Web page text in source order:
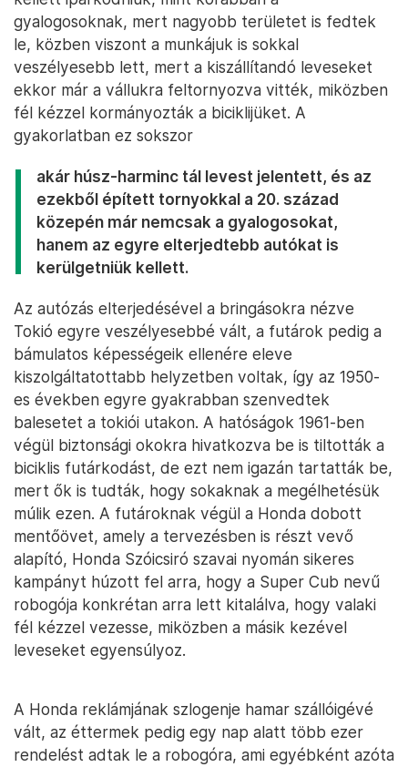
gyalogosoknak, mert nagyobb területet is fedtek
le, közben viszont a munkájuk is sokkal
veszélyesebb lett, mert a kiszállítandó leveseket
ekkor már a vállukra feltornyozva vitték, miközben
fél kézzel kormányozták a biciklijüket. A
gyakorlatban ez sokszor
akár húsz-harminc tál levest jelentett, és az
ezekből épített tornyokkal a 20. század
közepén már nemcsak a gyalogosokat,
hanem az egyre elterjedtebb autókat is
kerülgetniük kellett.
Az autózás elterjedésével a bringásokra nézve
Tokió egyre veszélyesebbé vált, a futárok pedig a
bámulatos képességeik ellenére eleve
kiszolgáltatottabb helyzetben voltak, így az 1950-
es években egyre gyakrabban szenvedtek
balesetet a tokiói utakon. A hatóságok 1961-ben
végül biztonsági okokra hivatkozva be is tiltották a
biciklis futárkodást, de ezt nem igazán tartatták be,
mert ők is tudták, hogy sokaknak a megélhetésük
múlik ezen. A futároknak végül a Honda dobott
mentőövet, amely a tervezésben is részt vevő
alapító, Honda Szóicsiró szavai nyomán sikeres
kampányt húzott fel arra, hogy a Super Cub nevű
robogója konkrétan arra lett kitalálva, hogy valaki
fél kézzel vezesse, miközben a másik kezével
leveseket egyensúlyoz.
A Honda reklámjának szlogenje hamar szállóigévé
vált, az éttermek pedig egy nap alatt több ezer
rendelést adtak le a robogóra, ami egyébként azóta